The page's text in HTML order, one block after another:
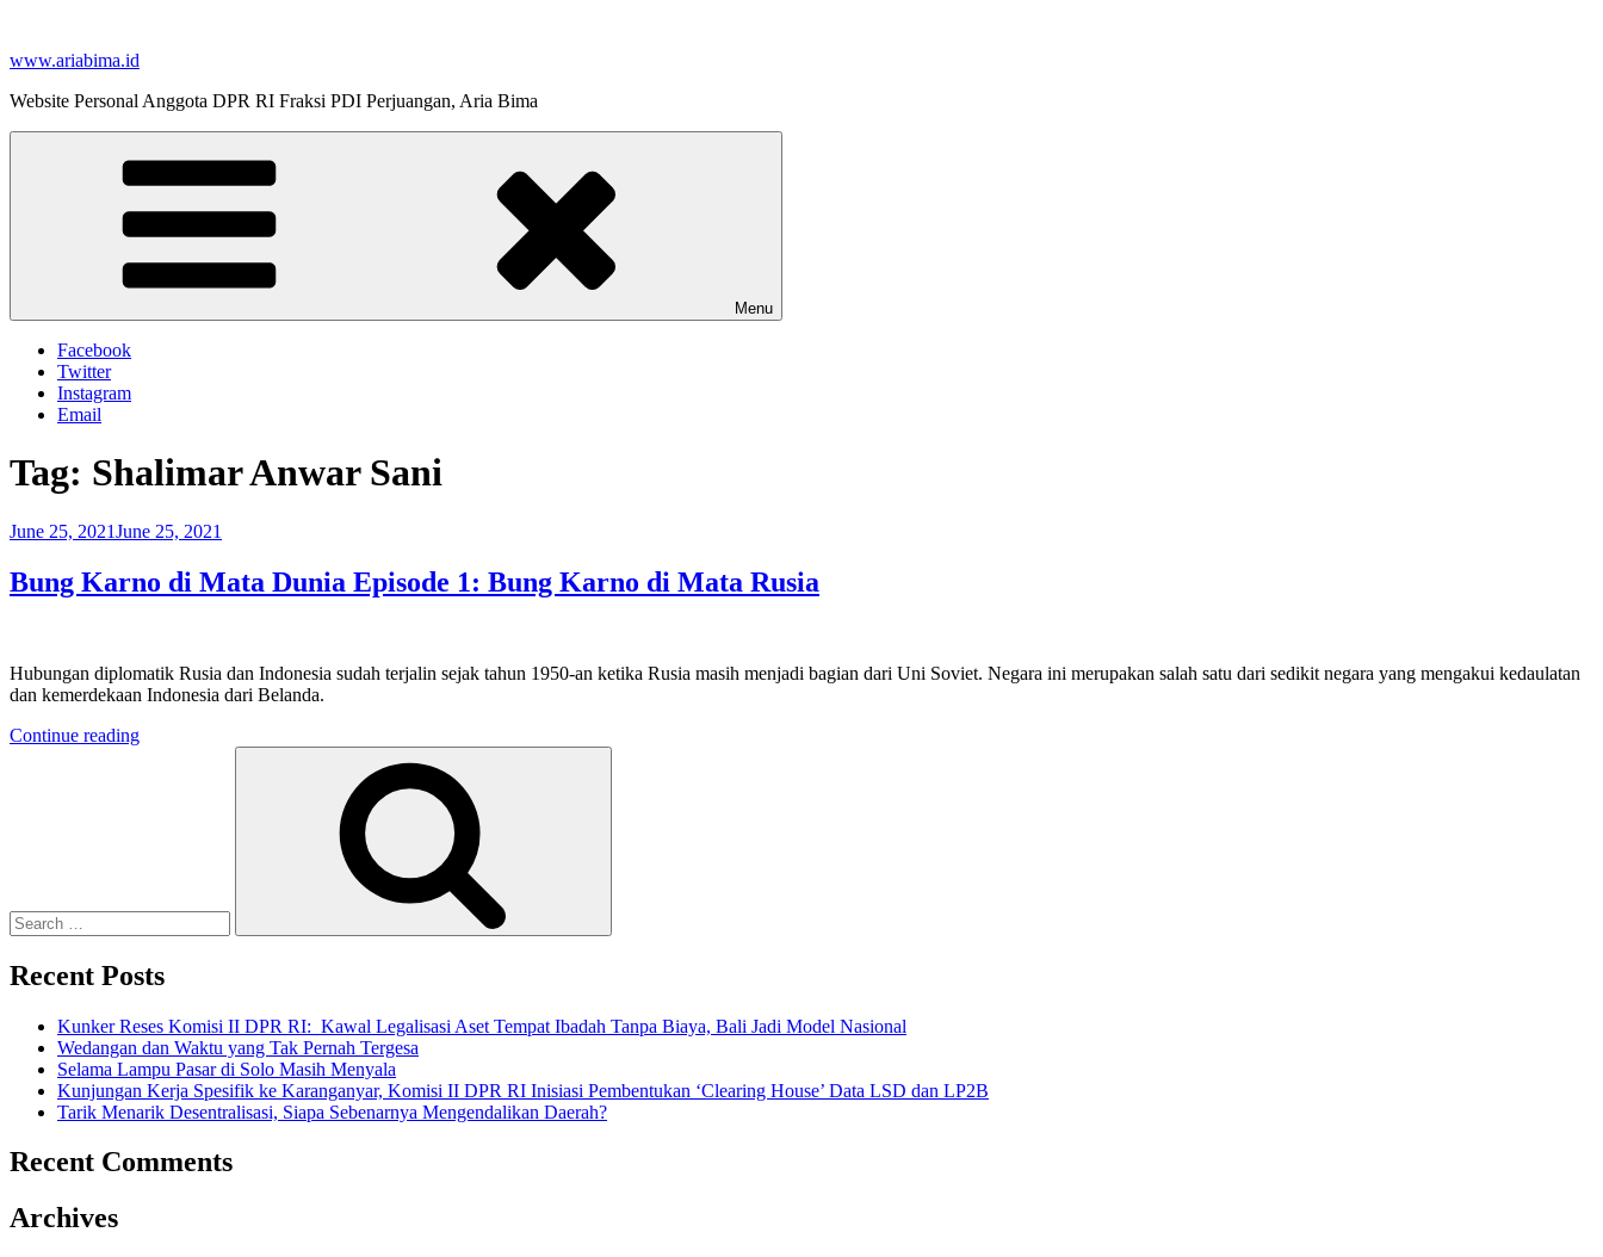
content
www.ariabima.id
Website Personal Anggota DPR RI Fraksi PDI Perjuangan, Aria Bima
Menu
Facebook
Twitter
Instagram
Email
Tag: Shalimar Anwar Sani
Posted
June 25, 2021June 25, 2021
Bung Karno di Mata Dunia Episode 1: Bung Karno di Mata Rusia
Hubungan diplomatik Rusia dan Indonesia sudah terjalin sejak tahun 1950-an ketika Rusia masih menjadi bagian dari Uni Soviet. Negara ini merupakan salah satu dari sedikit negara yang mengakui kedaulatan
dan kemerdekaan Indonesia dari Belanda.
Continue reading“Bung
Rusia”
Recent Posts
Kunker Reses Komisi II DPR RI: Kawal Legalisasi Aset Tempat Ibadah Tanpa Biaya, Bali Jadi Model Nasional
Wedangan dan Waktu yang Tak Pernah Tergesa
Selama Lampu Pasar di Solo Masih Menyala
Kunjungan Kerja Spesifik ke Karanganyar, Komisi II DPR RI Inisiasi Pembentukan ‘Clearing House’ Data LSD dan LP2B
Tarik Menarik Desentralisasi, Siapa Sebenarnya Mengendalikan Daerah?
Recent Comments
Archives